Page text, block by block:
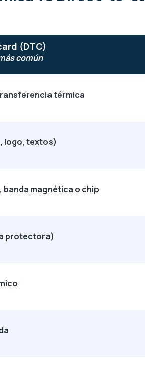
(DTC)
común
térmica
logo, textos)
banda magnética o chip
protectora)